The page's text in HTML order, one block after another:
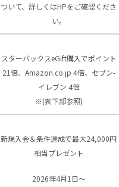
ついて、詳しくはHPをご確認くださ
い。
スターバックスeGift購入でポイント
21倍、Amazon.co.jp 4倍、セブン-
イレブン 4倍
※(表下部参照)
新規入会＆条件達成で最大24,000円
相当プレゼント
2026年4月1日～